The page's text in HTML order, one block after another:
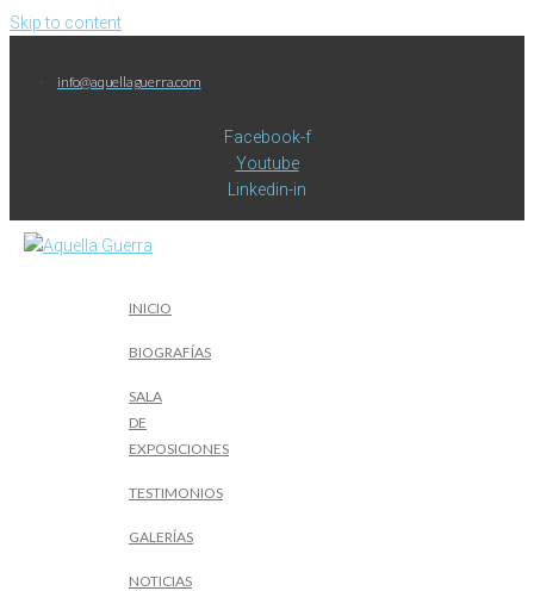
Skip to content
info@aquellaguerra.com
Facebook-f
Youtube
Linkedin-in
INICIO
BIOGRAFÍAS
SALA
DE
EXPOSICIONES
TESTIMONIOS
GALERÍAS
NOTICIAS